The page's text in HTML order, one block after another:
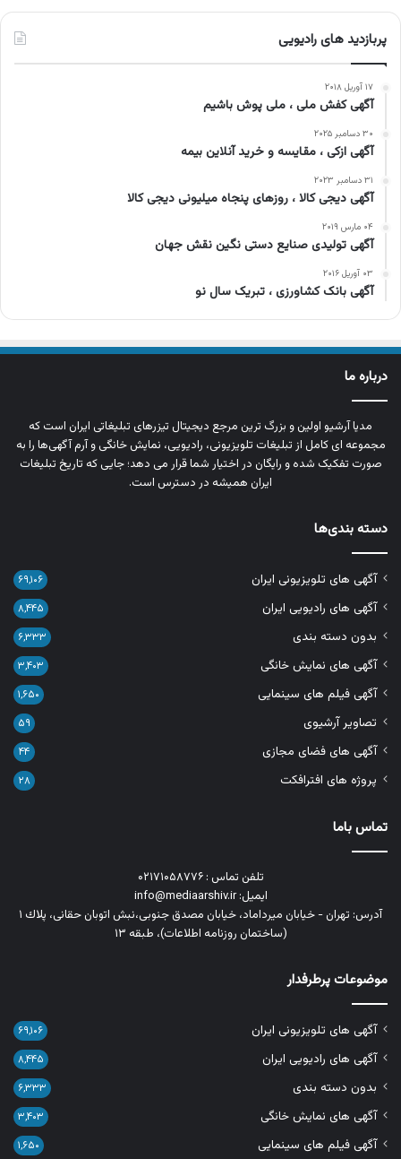
پربازدید های رادیویی
۱۷ آوریل ۲۰۱۸
آگهی کفش ملی ، ملی پوش باشیم
۳۰ دسامبر ۲۰۲۵
آگهی ازکی ، مقایسه و خرید آنلاین بیمه
۳۱ دسامبر ۲۰۲۳
آگهی دیجی کالا ، روزهای پنجاه میلیونی دیجی کالا
۰۴ مارس ۲۰۱۹
آگهی تولیدی صنایع دستی نگین نقش جهان
۰۳ آوریل ۲۰۱۶
آگهی بانک کشاورزی ، تبریک سال نو
درباره ما
مدیا آرشیو اولین و بزرگ‌ ترین مرجع دیجیتال تیزرهای تبلیغاتی ایران است که
مجموعه‌ ای کامل از تبلیغات تلویزیونی، رادیویی، نمایش خانگی و آرم‌ آگهی‌ها را به‌
صورت تفکیک‌ شده و رایگان در اختیار شما قرار می‌ دهد؛ جایی که تاریخ تبلیغات
ایران همیشه در دسترس است.
دسته بندی‌ها
آگهی های تلویزیونی ایران ۶۹,۱۰۶
آگهی های رادیویی ایران ۸,۴۴۵
بدون دسته بندی ۶,۳۳۳
آگهی های نمایش خانگی ۳,۴۰۳
آگهی فیلم های سینمایی ۱,۶۵۰
تصاویر آرشیوی ۵۹
آگهی های فضای مجازی ۴۴
پروژه های افترافکت ۲۸
تماس باما
تلفن تماس : ۰۲۱۷۱۰۵۸۷۷۶
ایمیل: info@mediaarshiv.ir
آدرس: تهران - خیابان میرداماد، خیابان مصدق جنوبی،نبش اتوبان حقانی، پلاك ١
(ساختمان روزنامه اطلاعات)، طبقه ۱۳
موضوعات پرطرفدار
آگهی های تلویزیونی ایران ۶۹,۱۰۶
آگهی های رادیویی ایران ۸,۴۴۵
بدون دسته بندی ۶,۳۳۳
آگهی های نمایش خانگی ۳,۴۰۳
آگهی فیلم های سینمایی ۱,۶۵۰